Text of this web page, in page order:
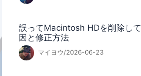
誤ってMacintosh HDを削除し
因と修正方法
マイヨウ/2026-06-23